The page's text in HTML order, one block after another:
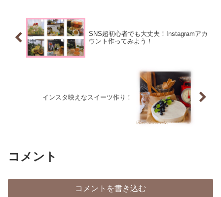
SNS超初心者でも大丈夫！Instagramアカ
ウント作ってみよう！
インスタ映えなスイーツ作り！
コメント
コメントを書き込む